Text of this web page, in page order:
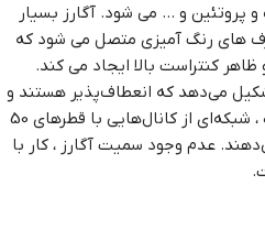
پروتئین و … می شود. آگارز بسیار
های رنگ آمیزی متصل می شود که
کنتراست بالا ایجاد می کند.
می‌دهد که انعطاف‌پذیر هستند و
بسته به مقدار آگارز مورد استفاده ، شبکه‌ای از کانال‌هایی با قطرهای 50
تشکیل می‌دهند. عدم وجود سمیت آگارز ، کار با